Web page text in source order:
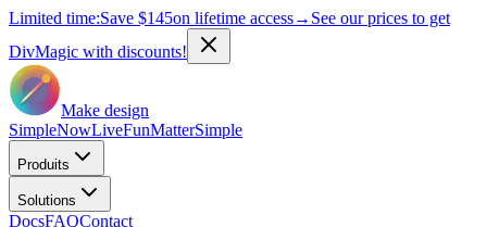
Limited time:Save $145on lifetime access→ See our prices to get
DivMagic with discounts!
Make design
SimpleNowLiveFunMatterSimple
Produits
Solutions
DocsFAQContact